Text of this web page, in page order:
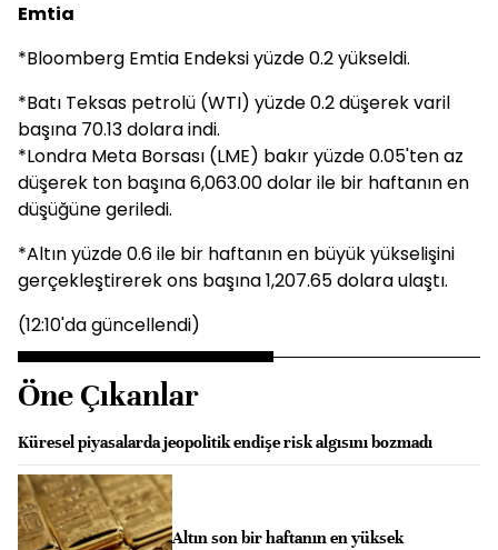
Emtia
*Bloomberg Emtia Endeksi yüzde 0.2 yükseldi.
*Batı Teksas petrolü (WTI) yüzde 0.2 düşerek varil
başına 70.13 dolara indi.
*Londra Meta Borsası (LME) bakır yüzde 0.05'ten az
düşerek ton başına 6,063.00 dolar ile bir haftanın en
düşüğüne geriledi.
*Altın yüzde 0.6 ile bir haftanın en büyük yükselişini
gerçekleştirerek ons başına 1,207.65 dolara ulaştı.
(12:10'da güncellendi)
Öne Çıkanlar
Küresel piyasalarda jeopolitik endişe risk algısını bozmadı
Altın son bir haftanın en yüksek